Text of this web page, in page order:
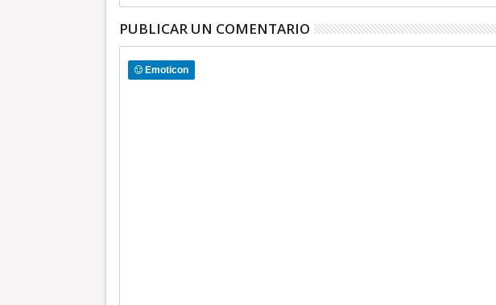
PUBLICAR UN COMENTARIO
Emoticon